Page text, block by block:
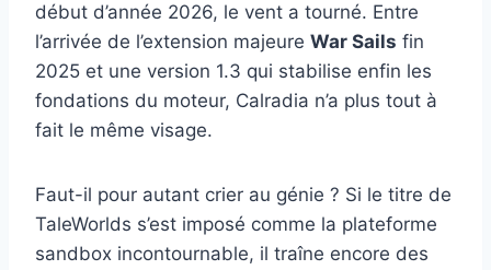
début d’année 2026, le vent a tourné. Entre
l’arrivée de l’extension majeure War Sails fin
2025 et une version 1.3 qui stabilise enfin les
fondations du moteur, Calradia n’a plus tout à
fait le même visage.
Faut-il pour autant crier au génie ? Si le titre de
TaleWorlds s’est imposé comme la plateforme
sandbox incontournable, il traîne encore des